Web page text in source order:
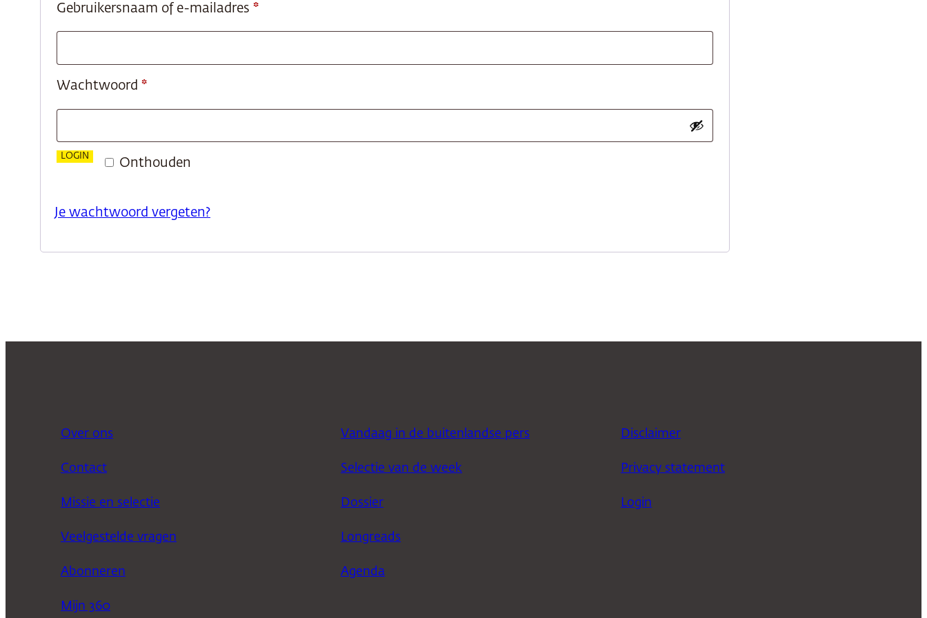
Gebruikersnaam of e-mailadres *Vereist
Wachtwoord *Vereist
Onthouden
LOGIN
Je wachtwoord vergeten?
Over ons
Contact
Missie en selectie
Veelgestelde vragen
Abonneren
Mijn 360
Vandaag in de buitenlandse pers
Selectie van de week
Dossier
Longreads
Agenda
Disclaimer
Privacy statement
Login